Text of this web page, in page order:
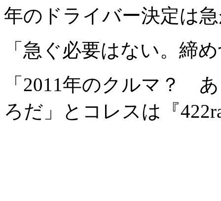
年のドライバー決定は
「急ぐ必要はない。締
「2011年のクルマ？
ろだ」とコレスは『